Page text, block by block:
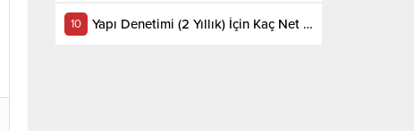
Yapı Denetimi (2 Yıllık) İçin Kaç Net Gerekir 2022